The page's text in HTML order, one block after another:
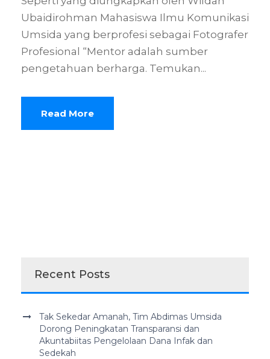
Ubaidirohman Mahasiswa Ilmu Komunikasi
Umsida yang berprofesi sebagai Fotografer
Profesional “Mentor adalah sumber
pengetahuan berharga. Temukan...
Read More
Recent Posts
Tak Sekedar Amanah, Tim Abdimas Umsida
Dorong Peningkatan Transparansi dan
Akuntabiitas Pengelolaan Dana Infak dan
Sedekah